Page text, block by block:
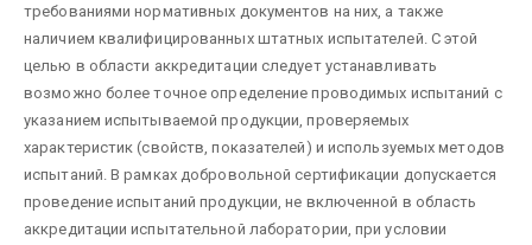
требованиями нормативных документов на них, а также
наличием квалифицированных штатных испытателей. С этой
целью в области аккредитации следует устанавливать
возможно более точное определение проводимых испытаний с
указанием испытываемой продукции, проверяемых
характеристик (свойств, показателей) и используемых методов
испытаний. В рамках добровольной сертификации допускается
проведение испытаний продукции, не включенной в область
аккредитации испытательной лаборатории, при условии